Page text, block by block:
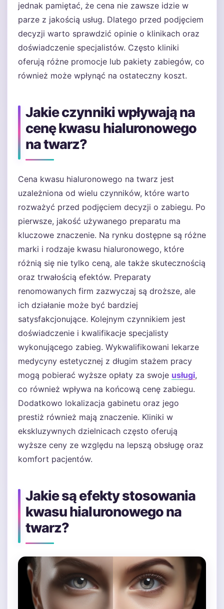
jednak pamiętać, że cena nie zawsze idzie w
parze z jakością usług. Dlatego przed podjęciem
decyzji warto sprawdzić opinie o klinikach oraz
doświadczenie specjalistów. Często kliniki
oferują różne promocje lub pakiety zabiegów, co
również może wpłynąć na ostateczny koszt.
Jakie czynniki wpływają na
cenę kwasu hialuronowego
na twarz?
Cena kwasu hialuronowego na twarz jest
uzależniona od wielu czynników, które warto
rozważyć przed podjęciem decyzji o zabiegu. Po
pierwsze, jakość używanego preparatu ma
kluczowe znaczenie. Na rynku dostępne są różne
marki i rodzaje kwasu hialuronowego, które
różnią się nie tylko ceną, ale także skutecznością
oraz trwałością efektów. Preparaty
renomowanych firm zazwyczaj są droższe, ale
ich działanie może być bardziej
satysfakcjonujące. Kolejnym czynnikiem jest
doświadczenie i kwalifikacje specjalisty
wykonującego zabieg. Wykwalifikowani lekarze
medycyny estetycznej z długim stażem pracy
mogą pobierać wyższe opłaty za swoje usługi,
co również wpływa na końcową cenę zabiegu.
Dodatkowo lokalizacja gabinetu oraz jego
prestiż również mają znaczenie. Kliniki w
ekskluzywnych dzielnicach często oferują
wyższe ceny ze względu na lepszą obsługę oraz
komfort pacjentów.
Jakie są efekty stosowania
kwasu hialuronowego na
twarz?